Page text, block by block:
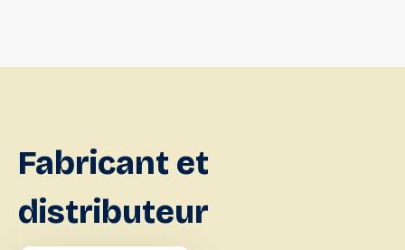
Fabricant et
distributeur